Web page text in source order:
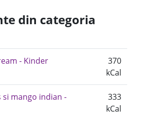
din categoria
- Kinder
370
kCal
mango indian -
333
kCal